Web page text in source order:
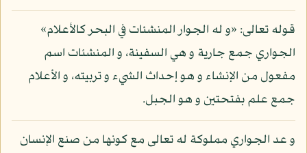
قوله تعالى: «و له الجوار المنشئات في البحر كالأعلام»
الجواري جمع جارية و هي السفينة، و المنشئات اسم
مفعول من الإنشاء و هو إحداث الشيء و تربيته، و الأعلام
جمع علم بفتحتين و هو الجبل.
و عد الجواري مملوكة له تعالى مع كونها من صنع الإنسان